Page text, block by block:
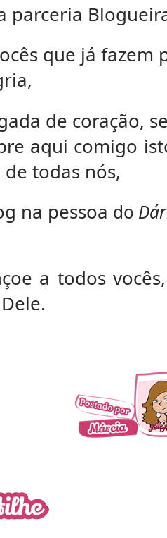
parceria
que já
de coração,
aqui comigo
todas nós,
na pessoa do
a todos